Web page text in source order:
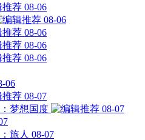
08-06
08-06
08-06
08-06
08-06
06
08-07
梦想国度
08-07
旅人 08-07